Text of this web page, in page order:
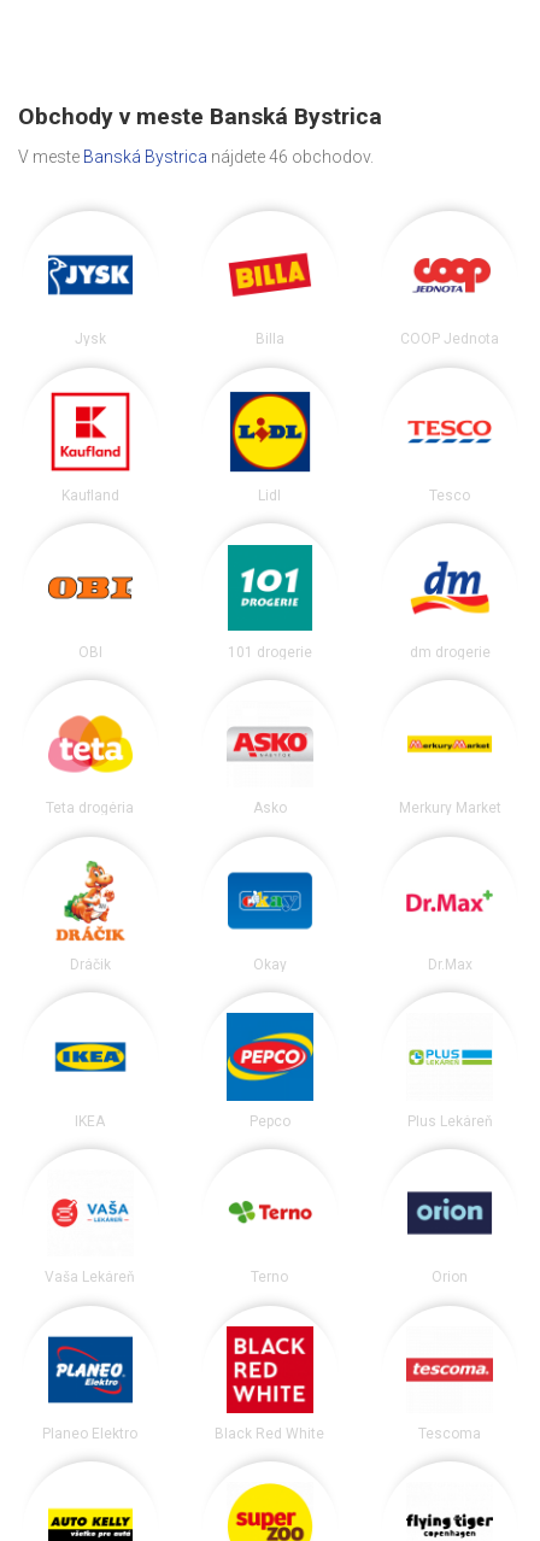
Obchody v meste Banská Bystrica
V meste Banská Bystrica nájdete 46 obchodov.
Jysk Billa COOP Jednota
Kaufland Lidl Tesco
OBI 101 drogerie dm drogerie
Teta drogéria Asko Merkury Market
Dráčik Okay Dr.Max
IKEA Pepco Plus Lekáreň
Vaša Lekáreň Terno Orion
Planeo Elektro Black Red White Tescoma